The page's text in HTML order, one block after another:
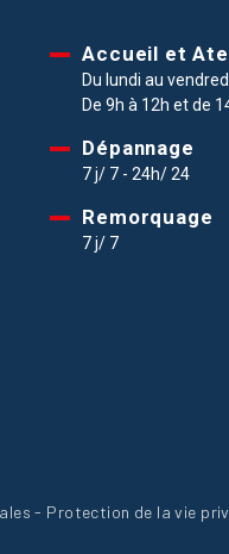
Accueil et
Du lundi au
De 9h à 12h et de
Dépannage
7 j/ 7 - 24h/ 24
Remorquage
7 j/ 7
- Protection de la vie